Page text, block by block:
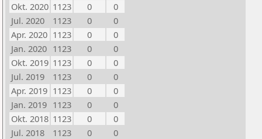
Okt. 2020 1123 0
0
Jul. 2020
1123 0
0
Apr. 2020 1123 0
0
Jan. 2020 1123 0
0
Okt. 2019 1123 0
0
Jul. 2019
1123 0
0
Apr. 2019 1123 0
0
Jan. 2019 1123 0
0
Okt. 2018 1123 0
0
Jul. 2018
1123 0
0